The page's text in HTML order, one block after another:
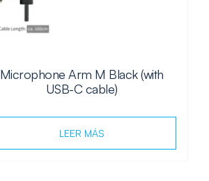
Microphone Arm M Black (with
USB-C cable)
LEER MÁS